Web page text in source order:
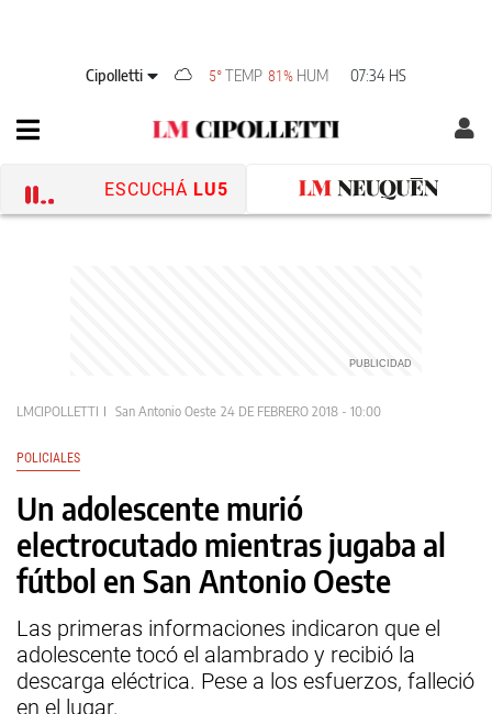
Cipolletti 5°TEMP 81% HUM 07:34 HS
ESCUCHÁ LU5
LMCIPOLLETTI San Antonio Oeste 24 DE FEBRERO 2018 - 10:00
POLICIALES
Un adolescente murió
electrocutado mientras jugaba al
fútbol en San Antonio Oeste
Las primeras informaciones indicaron que el
adolescente tocó el alambrado y recibió la
descarga eléctrica. Pese a los esfuerzos, falleció
en el lugar.